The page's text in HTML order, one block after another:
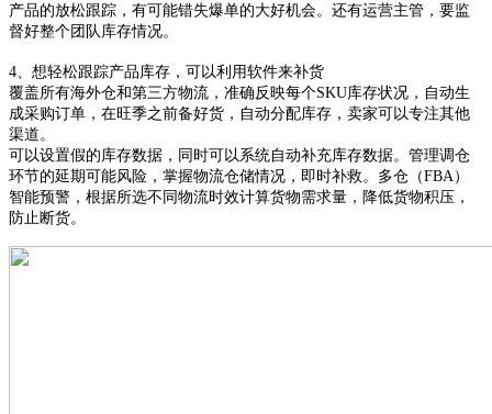
产品的放松跟踪，有可能错失爆单的大好机会。 还有运营主管， 要监
督好整个团队库存情况。
4、 想轻松跟踪产品 库存，可以利用软件来补货
覆盖所有海外仓和第三方物流，准确反映每个SKU库存状况，自动生
成采购订单，在旺季之前备好货，自动分配库存，卖家可以专注其他
渠道。
可以设置假的库存数据，同时可以系统自动补充库存数据。管理调仓
环节的延期可能风险，掌握物流仓储情况，即时补救。多仓（FBA）
智能预警，根据所选不同物流时效计算货物需求量，降低货物积压，
防止断货。